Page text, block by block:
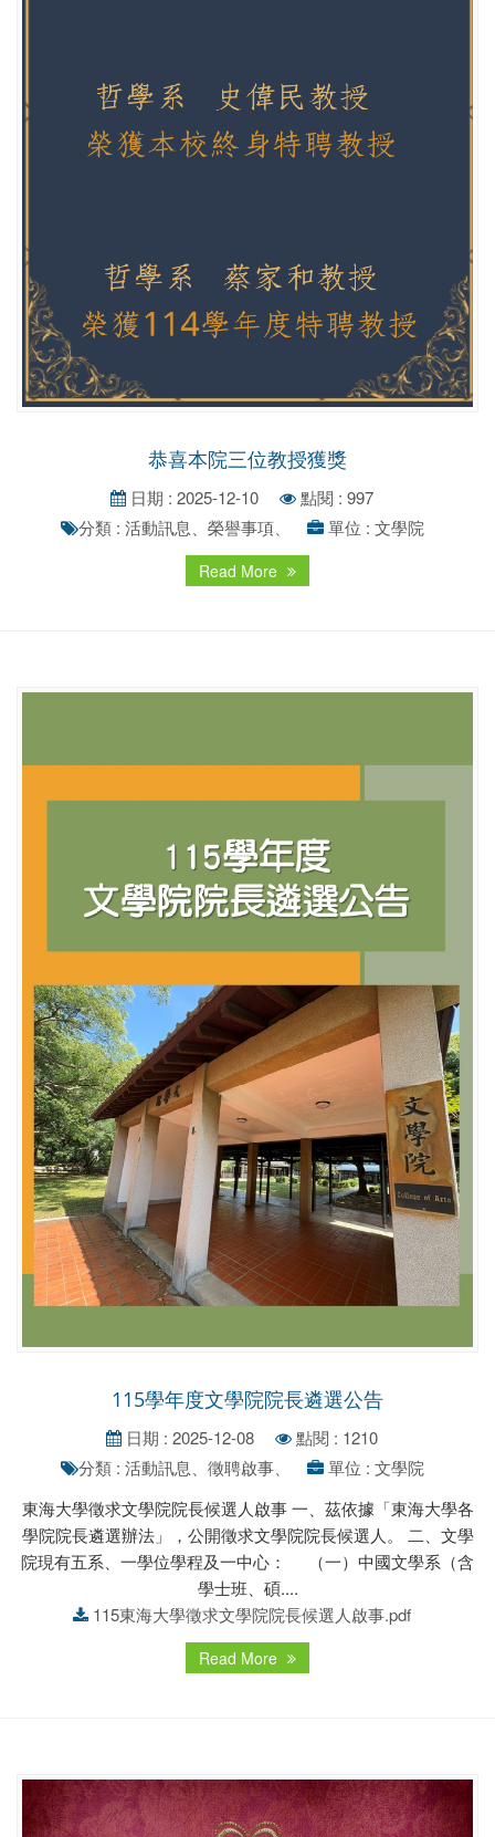
恭喜本院三位教授獲獎
日期 : 2025-12-10
點閱 : 997
分類 : 活動訊息、榮譽事項、
單位 : 文學院
Read More
115學年度文學院院長遴選公告
日期 : 2025-12-08
點閱 : 1210
分類 : 活動訊息、徵聘啟事、
單位 : 文學院
東海大學徵求文學院院長候選人啟事 一、茲依據「東海大學各
學院院長遴選辦法」，公開徵求文學院院長候選人。 二、文學
院現有五系、一學位學程及一中心： （一）中國文學系（含
學士班、碩....
115東海大學徵求文學院院長候選人啟事.pdf
Read More